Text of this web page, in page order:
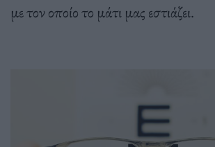
με τον οποίο το μάτι μας εστιάζει.